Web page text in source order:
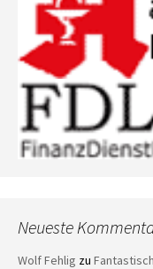
Neueste
Wolf Fehlig zu